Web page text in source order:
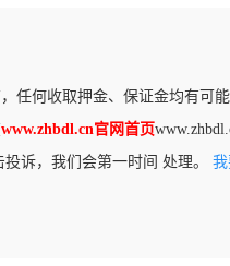
任何收取押金、保证金均有可
www.zhbdl.cn官网首页
诉，我们会第一时间 处理。